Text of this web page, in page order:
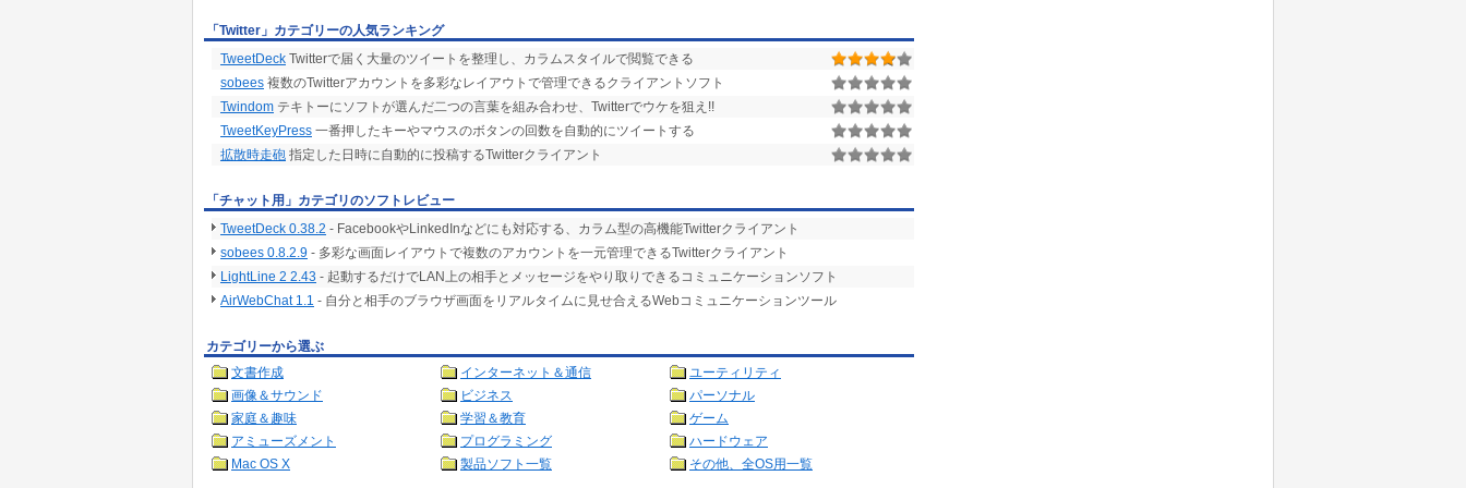
「Twitter」カテゴリーの人気ランキング
TweetDeck Twitterで届く大量のツイートを整理し、カラムスタイルで閲覧できる
sobees 複数のTwitterアカウントを多彩なレイアウトで管理できるクライアントソフト
Twindom テキトーにソフトが選んだ二つの言葉を組み合わせ、Twitterでウケを狙え!!
TweetKeyPress 一番押したキーやマウスのボタンの回数を自動的にツイートする
拡散時走砲 指定した日時に自動的に投稿するTwitterクライアント
「チャット用」カテゴリのソフトレビュー
TweetDeck 0.38.2 - FacebookやLinkedInなどにも対応する、カラム型の高機能Twitterクライアント
sobees 0.8.2.9 - 多彩な画面レイアウトで複数のアカウントを一元管理できるTwitterクライアント
LightLine 2 2.43 - 起動するだけでLAN上の相手とメッセージをやり取りできるコミュニケーションソフト
AirWebChat 1.1 - 自分と相手のブラウザ画面をリアルタイムに見せ合えるWebコミュニケーションツール
カテゴリーから選ぶ
文書作成
インターネット＆通信
ユーティリティ
画像＆サウンド
ビジネス
パーソナル
家庭＆趣味
学習＆教育
ゲーム
アミューズメント
プログラミング
ハードウェア
Mac OS X
製品ソフト一覧 その他、全OS用一覧